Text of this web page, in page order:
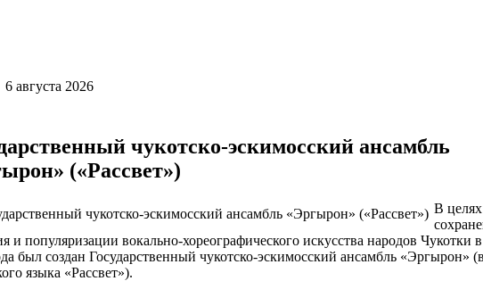
августа 2026
чукотско-эскимосский ансамбль
(«Рассвет»)
В целях
и популяризации вокально-хореографического искусства народов Чукотки в
был создан Государственный чукотско-эскимосский ансамбль «Эргырон»
языка «Рассвет»).